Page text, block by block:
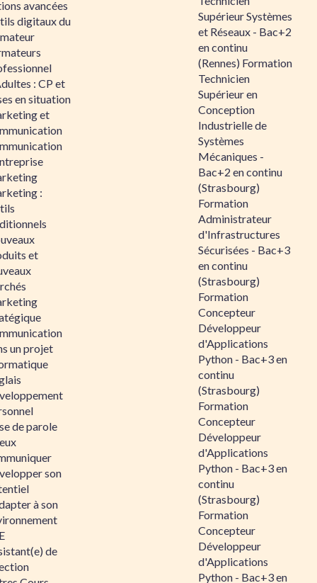
avancées
digitaux du
: CP et
en situation
et
:
et
un projet
de parole
son
à son
de
Supérieur Systèmes
et Réseaux - Bac+2
en continu
(Rennes) Formation
Technicien
Supérieur en
Conception
Industrielle de
Systèmes
Mécaniques -
Bac+2 en continu
(Strasbourg)
Formation
Administrateur
d'Infrastructures
Sécurisées - Bac+3
en continu
(Strasbourg)
Formation
Concepteur
Développeur
d'Applications
Python - Bac+3 en
continu
(Strasbourg)
Formation
Concepteur
Développeur
d'Applications
Python - Bac+3 en
continu
(Strasbourg)
Formation
Concepteur
Développeur
d'Applications
Python - Bac+3 en